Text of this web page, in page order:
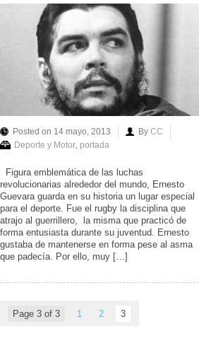
Posted on 14 mayo, 2013 By CC
Deporte y Motor, portada
Figura emblemática de las luchas
revolucionarias alrededor del mundo, Ernesto
Guevara guarda en su historia un lugar especial
para el deporte. Fue el rugby la disciplina que
atrajo al guerrillero, la misma que practicó de
forma entusiasta durante su juventud. Ernesto
gustaba de mantenerse en forma pese al asma
que padecía. Por ello, muy […]
Page 3 of 3 1 2 3